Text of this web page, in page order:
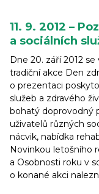
11. 9. 2012 –
a sociálních
Dne 20. září 2012
tradiční akce Den
o prezentaci
služeb a zdravého
bohatý doprovodný
uživatelů různých
nácvik, nabídka
Novinkou letošního
a Osobnosti roku v
o konané akci